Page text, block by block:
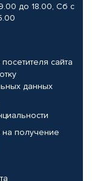
до 18.00, Сб с
сайта
данных
на получение